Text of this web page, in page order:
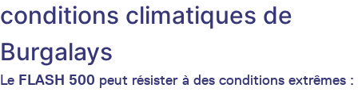
conditions climatiques de
Burgalays
Le FLASH 500 peut résister à des conditions extrêmes :